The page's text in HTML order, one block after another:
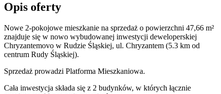
Opis oferty
Nowe 2-pokojowe mieszkanie na sprzedaż o powierzchni 47,66 m²
znajduje się w nowo wybudowanej inwestycji deweloperskiej
Chryzantemovo w Rudzie Śląskiej, ul. Chryzantem (5.3 km od
centrum Rudy Śląskiej).
Sprzedaż prowadzi Platforma Mieszkaniowa.
Cała inwestycja składa się z 2 budynków, w których łącznie